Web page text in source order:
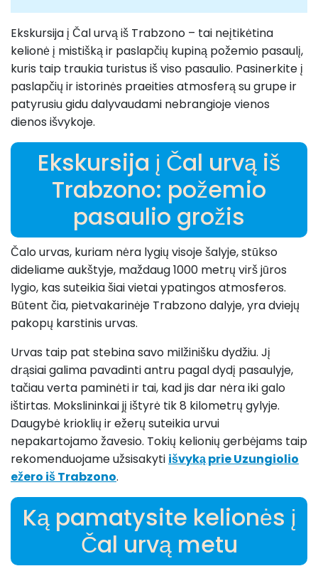
Ekskursija į Čal urvą iš Trabzono – tai neįtikėtina
kelionė į mistišką ir paslapčių kupiną požemio pasaulį,
kuris taip traukia turistus iš viso pasaulio. Pasinerkite į
paslapčių ir istorinės praeities atmosferą su grupe ir
patyrusiu gidu dalyvaudami nebrangioje vienos
dienos išvykoje.
Ekskursija į Čal urvą iš
Trabzono: požemio
pasaulio grožis
Čalo urvas, kuriam nėra lygių visoje šalyje, stūkso
dideliame aukštyje, maždaug 1000 metrų virš jūros
lygio, kas suteikia šiai vietai ypatingos atmosferos.
Būtent čia, pietvakarinėje Trabzono dalyje, yra dviejų
pakopų karstinis urvas.
Urvas taip pat stebina savo milžinišku dydžiu. Jį
drąsiai galima pavadinti antru pagal dydį pasaulyje,
tačiau verta paminėti ir tai, kad jis dar nėra iki galo
ištirtas. Mokslininkai jį ištyrė tik 8 kilometrų gylyje.
Daugybė krioklių ir ežerų suteikia urvui
nepakartojamo žavesio. Tokių kelionių gerbėjams taip
rekomenduojame užsisakyti išvyką prie Uzungiolio
ežero iš Trabzono.
Ką pamatysite kelionės į
Čal urvą metu